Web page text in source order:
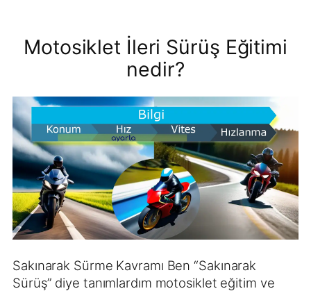
Motosiklet İleri Sürüş Eğitimi
nedir?
Sakınarak Sürme Kavramı Ben “Sakınarak
Sürüş” diye tanımlardım motosiklet eğitim ve